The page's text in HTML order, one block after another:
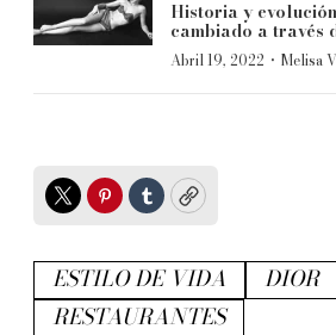
Historia y
cambiado a través
Abril 19, 2022 · Melisa
TwitterPinterest
TumblrCopy
ESTILO DE VIDA
DIOR
RESTAURANTES